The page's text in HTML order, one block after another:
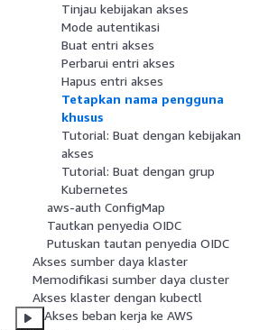
Tinjau kebijakan akses
Mode autentikasi
Buat entri akses
Perbarui entri akses
Hapus entri akses
Tetapkan nama pengguna
khusus
Tutorial: Buat dengan kebijakan
akses
Tutorial: Buat dengan grup
Kubernetes
aws-auth ConfigMap
Tautkan penyedia OIDC
Putuskan tautan penyedia OIDC
Akses sumber daya klaster
Memodifikasi sumber daya cluster
Akses klaster dengan kubectl
Akses beban kerja ke AWS